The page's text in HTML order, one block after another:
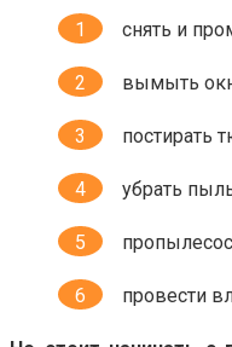
снять и
вымыть
постирать
убрать
провести